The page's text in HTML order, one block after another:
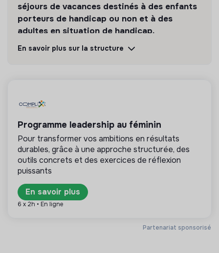
séjours de vacances destinés à des enfants
porteurs de handicap ou non et à des
adultes en situation de handicap.
Découvrir Suivre
solidarité et d’utilité sociale : son mode de
gestion est démocratique et participatif, et sa
lucrativité est limitée. Il s’agit d’une association,
coopérative, fondation, mutuelle ou entreprise
ESUS.
Plus d'informations
Association
En savoir plus sur la structure
Partenariat sponsorisé
Programme leadership au féminin
Pour transformer vos ambitions en résultats
durables, grâce à une approche structurée, des
outils concrets et des exercices de réflexion
puissants
En savoir plus
6 x 2h • En ligne